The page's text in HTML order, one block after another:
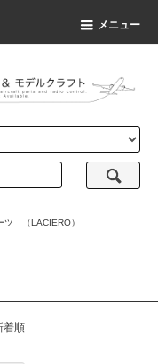
メニュー
ツ （LACIERO）
着順